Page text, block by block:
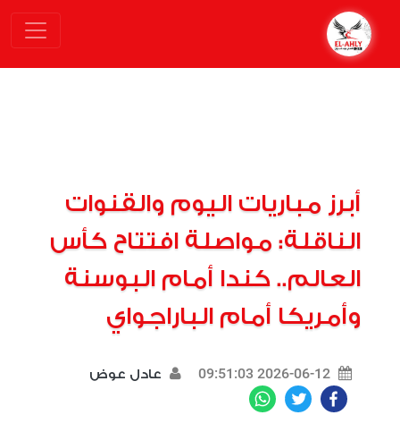
أبرز مباريات اليوم والقنوات
الناقلة: مواصلة افتتاح كأس
العالم.. كندا أمام البوسنة
وأمريكا أمام الباراجواي
2026-06-12 09:51:03 عادل عوض
Facebook
Twitter